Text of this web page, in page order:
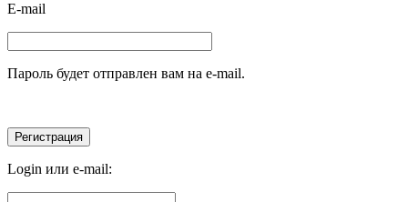
E-mail
Пароль будет отправлен вам на e-mail.
Login или e-mail: